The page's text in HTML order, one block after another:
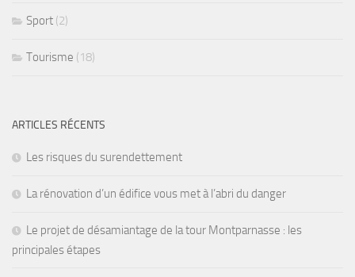
Sport (2)
Tourisme (18)
ARTICLES RÉCENTS
Les risques du surendettement
La rénovation d’un édifice vous met à l’abri du danger
Le projet de désamiantage de la tour Montparnasse : les
principales étapes